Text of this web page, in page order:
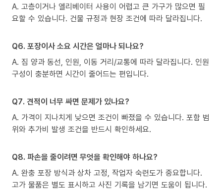
A. 고층이거나 엘리베이터 사용이 어렵고 큰 가구가 많으면 필
요할 수 있습니다. 건물 규정과 현장 조건에 따라 달라집니다.
Q6. 포장이사 소요 시간은 얼마나 되나요?
A. 짐 양과 동선, 인원, 이동 거리/교통에 따라 달라집니다. 인원
구성이 충분하면 시간이 줄어드는 편입니다.
Q7. 견적이 너무 싸면 문제가 있나요?
A. 가격이 지나치게 낮으면 조건이 빠졌을 수 있습니다. 포함 범
위와 추가비 발생 조건을 반드시 확인하세요.
Q8. 파손을 줄이려면 무엇을 확인해야 하나요?
A. 완충 포장 방식과 상차 고정, 작업자 숙련도가 중요합니다.
고가 물품은 별도 표시하고 사진 기록을 남기면 도움이 됩니다.